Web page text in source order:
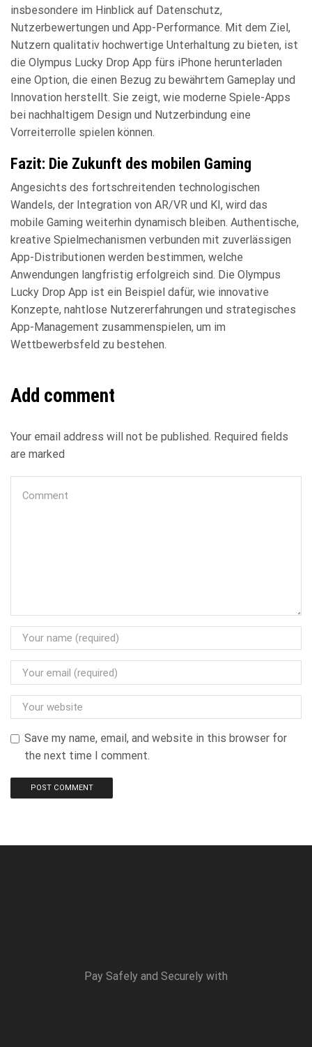
insbesondere im Hinblick auf Datenschutz,
Nutzerbewertungen und App-Performance. Mit dem Ziel,
Nutzern qualitativ hochwertige Unterhaltung zu bieten, ist
die Olympus Lucky Drop App fürs iPhone herunterladen
eine Option, die einen Bezug zu bewährtem Gameplay und
Innovation herstellt. Sie zeigt, wie moderne Spiele-Apps
bei nachhaltigem Design und Nutzerbindung eine
Vorreiterrolle spielen können.
Fazit: Die Zukunft des mobilen Gaming
Angesichts des fortschreitenden technologischen
Wandels, der Integration von AR/VR und KI, wird das
mobile Gaming weiterhin dynamisch bleiben. Authentische,
kreative Spielmechanismen verbunden mit zuverlässigen
App-Distributionen werden bestimmen, welche
Anwendungen langfristig erfolgreich sind. Die Olympus
Lucky Drop App ist ein Beispiel dafür, wie innovative
Konzepte, nahtlose Nutzererfahrungen und strategisches
App-Management zusammenspielen, um im
Wettbewerbsfeld zu bestehen.
Add comment
Your email address will not be published. Required fields
are marked
Save my name, email, and website in this browser for
the next time I comment.
Pay Safely and Securely with